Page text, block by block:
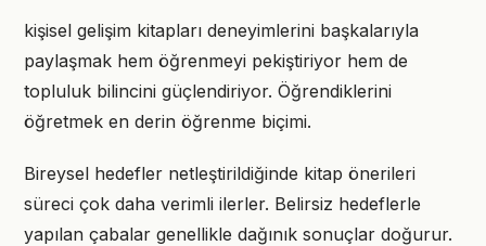
kişisel gelişim kitapları deneyimlerini başkalarıyla
paylaşmak hem öğrenmeyi pekiştiriyor hem de
topluluk bilincini güçlendiriyor. Öğrendiklerini
öğretmek en derin öğrenme biçimi.
Bireysel hedefler netleştirildiğinde kitap önerileri
süreci çok daha verimli ilerler. Belirsiz hedeflerle
yapılan çabalar genellikle dağınık sonuçlar doğurur.